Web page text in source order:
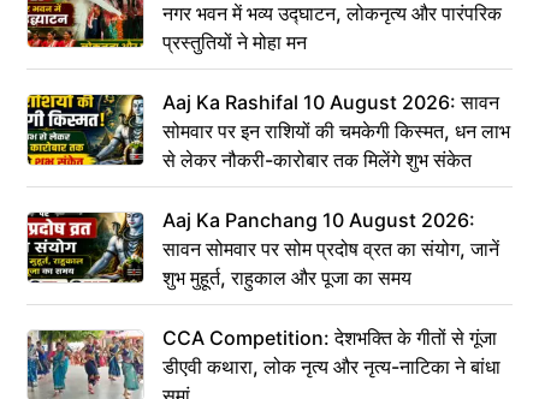
नगर भवन में भव्य उद्घाटन, लोकनृत्य और पारंपरिक
प्रस्तुतियों ने मोहा मन
Aaj Ka Rashifal 10 August 2026: सावन
सोमवार पर इन राशियों की चमकेगी किस्मत, धन लाभ
से लेकर नौकरी-कारोबार तक मिलेंगे शुभ संकेत
Aaj Ka Panchang 10 August 2026:
सावन सोमवार पर सोम प्रदोष व्रत का संयोग, जानें
शुभ मुहूर्त, राहुकाल और पूजा का समय
CCA Competition: देशभक्ति के गीतों से गूंजा
डीएवी कथारा, लोक नृत्य और नृत्य-नाटिका ने बांधा